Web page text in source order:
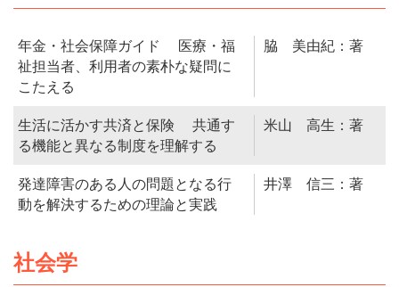
年金・社会保障ガイド 医療・福
祉担当者、利用者の素朴な疑問に
こたえる
脇 美由紀：著
生活に活かす共済と保険 共通す
る機能と異なる制度を理解する
米山 高生：著
発達障害のある人の問題となる行
動を解決するための理論と実践
井澤 信三：著
社会学